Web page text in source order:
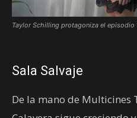
Taylor Schilling protagoniza el episodio
Sala Salvaje
De la mano de Multicines